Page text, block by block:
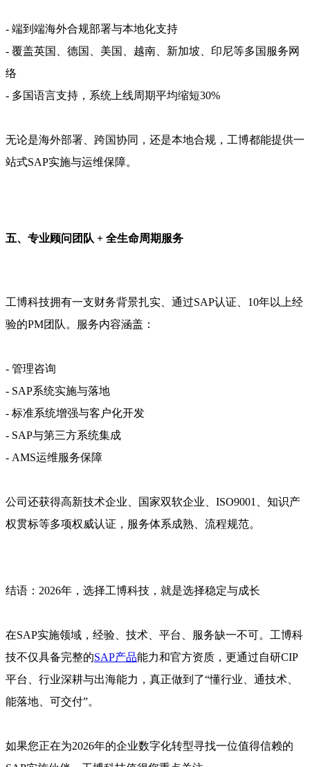
- 端到端海外合规部署与本地化支持
- 覆盖英国、德国、美国、越南、新加坡、印尼等多国服务网
络
- 多国语言支持，系统上线周期平均缩短30%
无论是海外部署、跨国协同，还是本地合规，工博都能提供一
站式SAP实施与运维保障。
五、专业顾问团队 + 全生命周期服务
工博科技拥有一支财务背景扎实、通过SAP认证、10年以上经
验的PM团队。服务内容涵盖：
- 管理咨询
- SAP系统实施与落地
- 标准系统增强与客户化开发
- SAP与第三方系统集成
- AMS运维服务保障
公司还获得高新技术企业、国家双软企业、ISO9001、知识产
权贯标等多项权威认证，服务体系成熟、流程规范。
结语：2026年，选择工博科技，就是选择稳定与成长
在SAP实施领域，经验、技术、平台、服务缺一不可。工博科
技不仅具备完整的SAP产品能力和官方资质，更通过自研CIP
平台、行业深耕与出海能力，真正做到了“懂行业、通技术、
能落地、可交付”。
如果您正在为2026年的企业数字化转型寻找一位值得信赖的